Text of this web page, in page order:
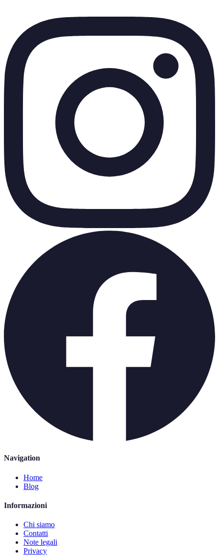
Navigation
Home
Blog
Informazioni
Chi siamo
Contatti
Note legali
Privacy